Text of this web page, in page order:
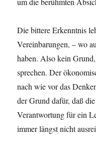
Die bittere Erkenntnis
Vereinbarungen, – wo
haben. Also kein
sprechen. Der
nach wie vor das
der Grund dafür, daß
Verantwortung für ein
immer längst nicht